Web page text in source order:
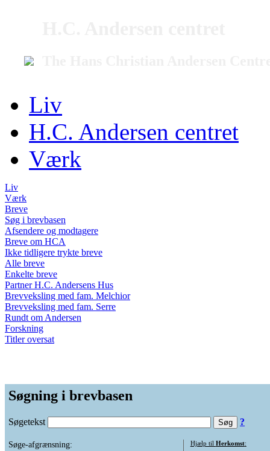
Liv
H.C. Andersen centret
Værk
Liv
Værk
Breve
Søg i brevbasen
Afsendere og modtagere
Breve om HCA
Ikke tidligere trykte breve
Alle breve
Enkelte breve
Partner H.C. Andersens Hus
Brevveksling med fam. Melchior
Brevveksling med fam. Serre
Rundt om Andersen
Forskning
Titler oversat
Søgning i brevbasen
Søgetekst ?
Søge-afgrænsning:
Hjælp til Herkomst: